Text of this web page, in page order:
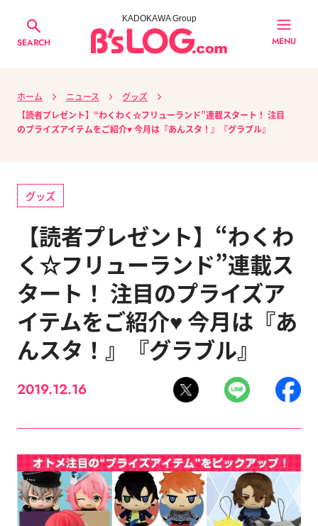
SEARCH
KADOKAWA Group
MENU
ホーム ニュース
グッズ
【読者プレゼント】“わくわく☆フリューランド”連載スタート！ 注目
のプライズアイテムをご紹介♥ 今月は『あんスタ！』『グラブル』
グッズ
【読者プレゼント】“わくわ
く☆フリューランド”連載ス
タート！ 注目のプライズア
イテムをご紹介♥ 今月は『あ
んスタ！』『グラブル』
2019.12.16